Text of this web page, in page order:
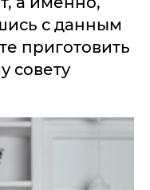
с данным
приготовить
совету